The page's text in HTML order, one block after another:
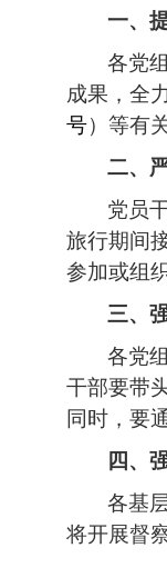
一、
各党
成果，全
号）等有
二、
党员
旅行期间
参加或组
三、
各党
干部要带
同时，要
四、
各基
将开展督